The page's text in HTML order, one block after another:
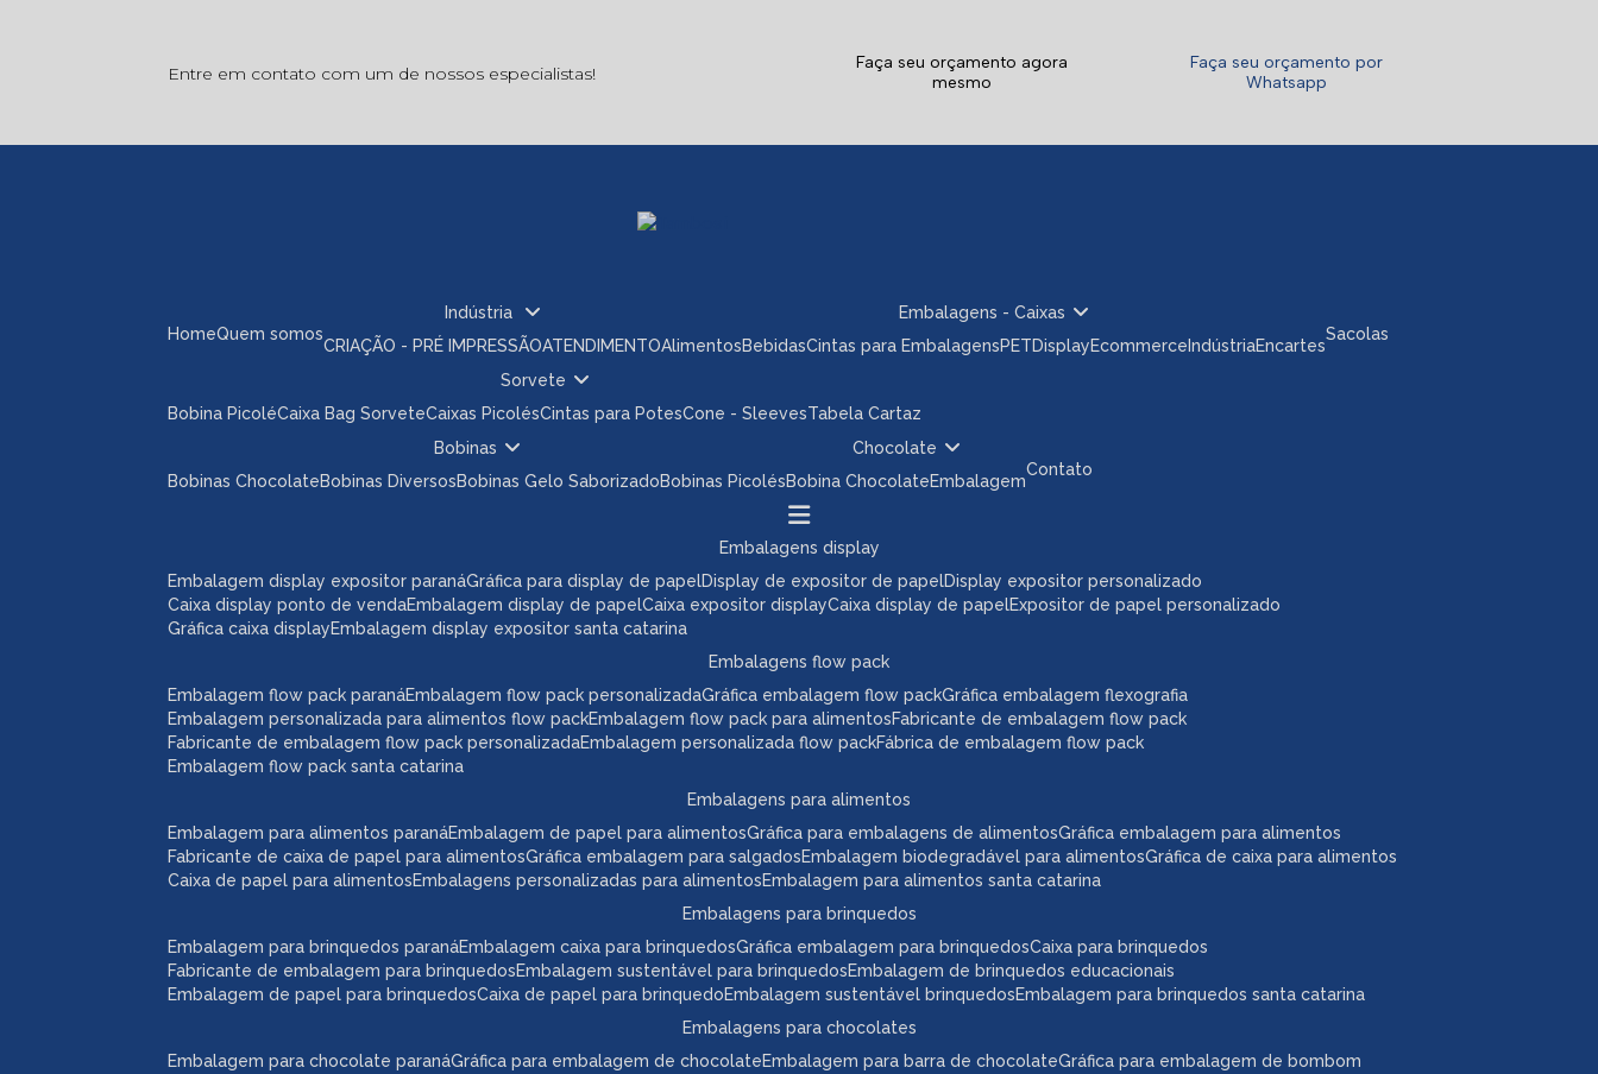
Entre em contato com um de nossos especialistas!
Faça seu orçamento agora
mesmo
Faça seu orçamento por
Whatsapp
Home Quem somos
Indústria
CRIAÇÃO - PRÉ IMPRESSÃO ATENDIMENTO
Sacolas
Sorvete
Bobina Picolé
Caixa Bag Sorvete Caixas Picolés Cintas para Potes Cone - Sleeves
Tabela Cartaz
Chocolate
Bobina Chocolate Embalagem
Bobinas
Bobinas Chocolate
Bobinas Diversos Bobinas Gelo Saborizado Bobinas Picolés
Embalagens - Caixas
Alimentos
Bebidas Cintas para Embalagens Display Ecommerce Encartes
Indústria
PET
Contato
embalagens display
gráfica para display de papel
display de expositor de papel
display expositor personalizado
embalagem display de papel
caixa expositor display expositor de papel personalizado
caixa display de papel
caixa display ponto de venda
gráfica caixa display embalagem display expositor santa catarina
embalagem display expositor paraná
embalagens flow pack
embalagem flow pack personalizada
gráfica embalagem flow pack
gráfica embalagem flexografia
embalagem flow pack para alimentos fabricante de embalagem flow pack
embalagem personalizada flow pack
fabricante de embalagem flow pack personalizada
embalagem personalizada para alimentos flow pack
fábrica de embalagem flow pack
embalagem flow pack santa catarina
embalagem flow pack paraná
embalagens para alimentos
embalagem de papel para alimentos
gráfica para embalagens de alimentos
gráfica embalagem para alimentos
gráfica embalagem para salgados embalagem biodegradável para alimentos
caixa de papel para alimentos
gráfica de caixa para alimentos
fabricante de caixa de papel para alimentos
embalagens personalizadas para alimentos embalagem para alimentos santa catarina
embalagem para alimentos paraná
embalagens para brinquedos
embalagem caixa para brinquedos
gráfica embalagem para brinquedos
caixa para brinquedos
embalagem sustentável para brinquedos embalagem de brinquedos educacionais
caixa de papel para brinquedo
embalagem de papel para brinquedos
fabricante de embalagem para brinquedos
embalagem sustentável brinquedos embalagem para brinquedos santa catarina
embalagem para brinquedos paraná
embalagens para chocolates
gráfica para embalagem de chocolate embalagem para barra de chocolate
gráfica para embalagem de bombom
embalagem para chocolate paraná